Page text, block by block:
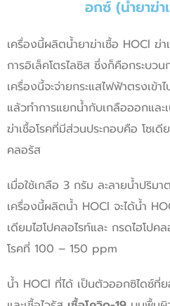
อกซ์ (น้ำยาฆ่า
เครื่องนี้ผลิตน้ำยาฆ่าเชื้อ HOCl ฆ่า
การอิเล็คโตรไลซิส ซึ่งก็คือกระบว
เครื่องนี้จะจ่ายกระแสไฟฟ้าตรงเข้
แล้วทําการแยกน้ำกับเกลือออกแล
ฆ่าเชื้อโรคที่มีส่วนประกอบคือ โซเดี
คลอรัส
เมื่อใช้เกลือ 3 กรัม ละลายน้ำปริ
เครื่องนี้ผลิตน้ำ HOCl จะได้น้ำ
เดียมไฮโปคลอไรท์และ กรดไฮโปค
โรคที่ 100 – 150 ppm
น้ำ HOCl ที่ได้ เป็นตัวออกซิไดซ์ที่ย